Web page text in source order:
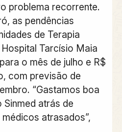
problema recorrente.
as pendências
de Terapia
Tarcísio Maia
o mês de julho e R$
com previsão de
“Gastamos boa
Sinmed atrás de
atrasados”,